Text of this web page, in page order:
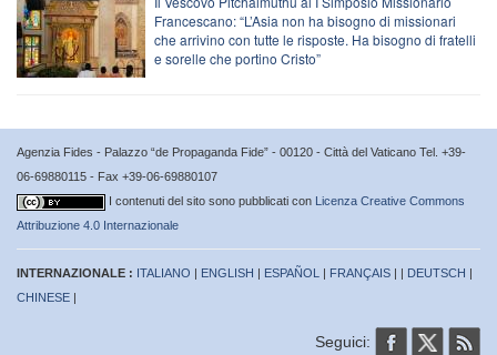
Francescano: “L’Asia non ha bisogno di missionari
che arrivino con tutte le risposte. Ha bisogno di fratelli
e sorelle che portino Cristo”
Agenzia Fides - Palazzo “de Propaganda Fide” - 00120 - Città del Vaticano Tel. +39-
06-69880115 - Fax +39-06-69880107
I contenuti del sito sono pubblicati con Licenza Creative Commons
Attribuzione 4.0 Internazionale
INTERNAZIONALE : ITALIANO | ENGLISH | ESPAÑOL | FRANÇAIS | | DEUTSCH |
CHINESE |
Seguici: